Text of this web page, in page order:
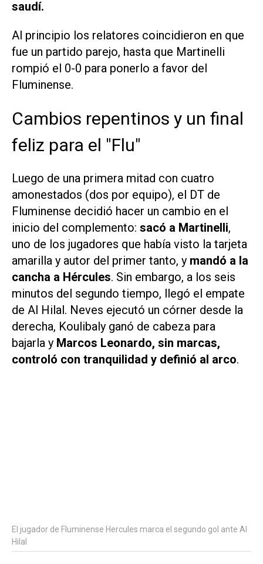
saudí.
Al principio los relatores coincidieron en que
fue un partido parejo, hasta que Martinelli
rompió el 0-0 para ponerlo a favor del
Fluminense.
Cambios repentinos y un final
feliz para el "Flu"
Luego de una primera mitad con cuatro
amonestados (dos por equipo), el DT de
Fluminense decidió hacer un cambio en el
inicio del complemento: sacó a Martinelli,
uno de los jugadores que había visto la tarjeta
amarilla y autor del primer tanto, y mandó a la
cancha a Hércules. Sin embargo, a los seis
minutos del segundo tiempo, llegó el empate
de Al Hilal. Neves ejecutó un córner desde la
derecha, Koulibaly ganó de cabeza para
bajarla y Marcos Leonardo, sin marcas,
controló con tranquilidad y definió al arco.
El jugador de Fluminense Hercules marca el segundo gol ante Al
Hilal